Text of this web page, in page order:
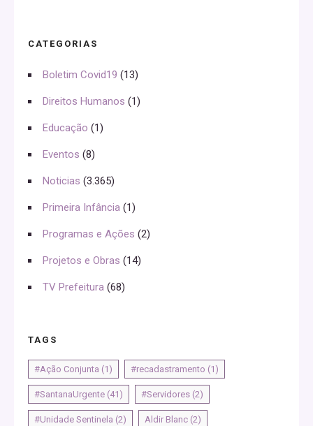
CATEGORIAS
Boletim Covid19 (13)
Direitos Humanos (1)
Educação (1)
Eventos (8)
Noticias (3.365)
Primeira Infância (1)
Programas e Ações (2)
Projetos e Obras (14)
TV Prefeitura (68)
TAGS
#Ação Conjunta (1) #recadastramento (1)
#SantanaUrgente (41) #Servidores (2)
#Unidade Sentinela (2) Aldir Blanc (2)